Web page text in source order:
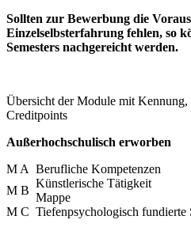
Sollten zur Bewerbung die
Einzelselbsterfahrung fehlen, so
Semesters nachgereicht werden.
Übersicht der Module mit
Creditpoints
Außerhochschulisch erworben
M A Berufliche Kompetenzen
M B
Künstlerische Tätigkeit
Mappe
M C Tiefenpsychologisch fundierte